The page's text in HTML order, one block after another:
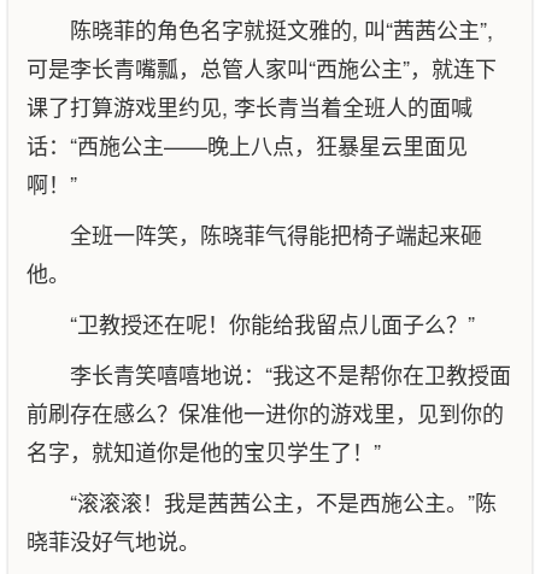
陈晓菲的角色名字就挺文雅的, 叫“茜茜公主”,
可是李长青嘴瓢，总管人家叫“西施公主”，就连下
课了打算游戏里约见, 李长青当着全班人的面喊
话：“西施公主——晚上八点，狂暴星云里面见
啊！”
全班一阵笑，陈晓菲气得能把椅子端起来砸
他。
“卫教授还在呢！你能给我留点儿面子么？”
李长青笑嘻嘻地说：“我这不是帮你在卫教授面
前刷存在感么？保准他一进你的游戏里，见到你的
名字，就知道你是他的宝贝学生了！”
“滚滚滚！我是茜茜公主，不是西施公主。”陈
晓菲没好气地说。